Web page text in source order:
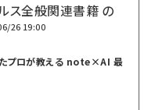
ス全般関連書籍 の
26 19:00
プロが教える note×AI 最